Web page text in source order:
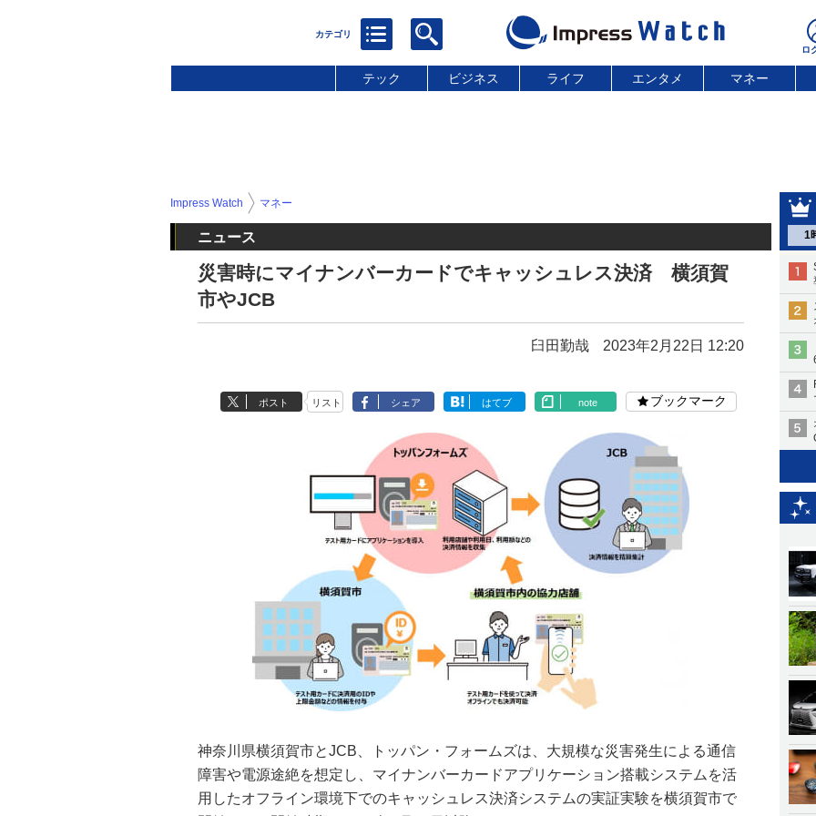
テック ビジネス ライフ エンタメ マネー
1
Impress Watch マネー
ニュース
災害時にマイナンバーカードでキャッシュレス決済 横須賀
市やJCB
臼田勤哉 2023年2月22日 12:20
ポスト リスト シェア はてブ note ブックマーク
神奈川県横須賀市とJCB、トッパン・フォームズは、大規模な災害発生による通信
障害や電源途絶を想定し、マイナンバーカードアプリケーション搭載システムを活
用したオフライン環境下でのキャッシュレス決済システムの実証実験を横須賀市で